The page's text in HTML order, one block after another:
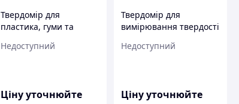
Твердомір для
пластика, гуми та
MICRO IRHD, AFFRI
Недоступний
Ціну уточнюйте
Твердомір для
вимірювання твердості
пластиків за Шором А
Недоступний
Ціну уточнюйте